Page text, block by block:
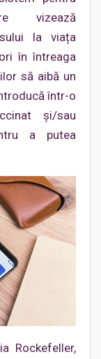
vizează
la viața
în întreaga
să aibă un
într-o
și/sau
a putea
Rockefeller,